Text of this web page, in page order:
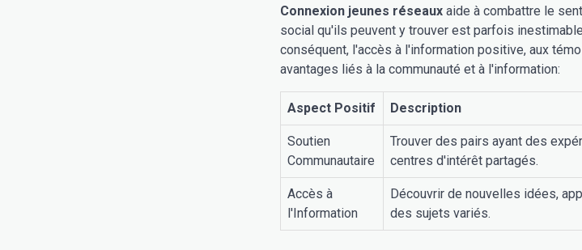
Connexion jeunes réseaux aide à combattre le
social qu'ils peuvent y trouver est parfois
conséquent, l'accès à l'information positive, aux
avantages liés à la communauté et à l'information:
Aspect Positif Description
Soutien
Communautaire
Trouver des pairs ayant des
centres d'intérêt partagés.
Accès à
l'Information
Découvrir de nouvelles idées,
des sujets variés.